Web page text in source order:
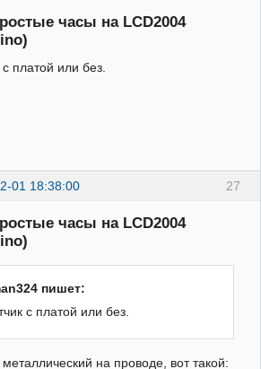
часы на LCD2004
с платой или без.
27
01 18:38:00
часы на LCD2004
пишет:
с платой или без.
металлический на проводе, вот такой: